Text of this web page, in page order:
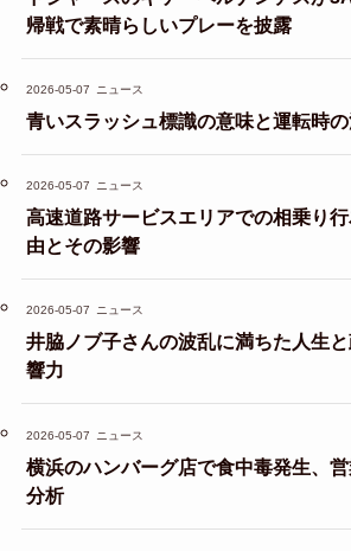
帰戦で素晴らしいプレーを披露
2026-05-07 ニュース
青いスラッシュ標識の意味と運転時
2026-05-07 ニュース
高速道路サービスエリアでの相乗り
由とその影響
2026-05-07 ニュース
井脇ノブ子さんの波乱に満ちた人生
響力
2026-05-07 ニュース
横浜のハンバーグ店で食中毒発生、
分析